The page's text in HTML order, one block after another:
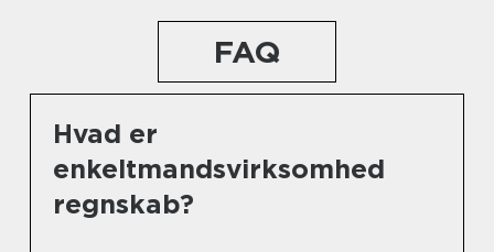
FAQ
Hvad er
enkeltmandsvirksomhed
regnskab?